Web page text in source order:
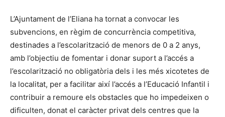
L’Ajuntament de l’Eliana ha tornat a convocar les
subvencions, en règim de concurrència competitiva,
destinades a l’escolarització de menors de 0 a 2 anys,
amb l’objectiu de fomentar i donar suport a l’accés a
l’escolarització no obligatòria dels i les més xicotetes de
la localitat, per a facilitar així l’accés a l’Educació Infantil i
contribuir a remoure els obstacles que ho impedeixen o
dificulten, donat el caràcter privat dels centres que la